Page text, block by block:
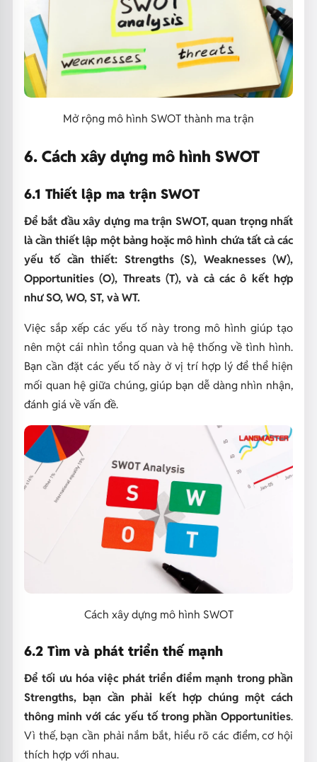
Mở rộng mô hình SWOT thành ma trận
6. Cách xây dựng mô hình SWOT
6.1 Thiết lập ma trận SWOT
Để bắt đầu xây dựng ma trận SWOT, quan trọng nhất
là cần thiết lập một bảng hoặc mô hình chứa tất cả các
yếu tố cần thiết: Strengths (S), Weaknesses (W),
Opportunities (O), Threats (T), và cả các ô kết hợp
như SO, WO, ST, và WT.
Việc sắp xếp các yếu tố này trong mô hình giúp tạo
nên một cái nhìn tổng quan và hệ thống về tình hình.
Bạn cần đặt các yếu tố này ở vị trí hợp lý để thể hiện
mối quan hệ giữa chúng, giúp bạn dễ dàng nhìn nhận,
đánh giá về vấn đề.
Cách xây dựng mô hình SWOT
6.2 Tìm và phát triển thế mạnh
Để tối ưu hóa việc phát triển điểm mạnh trong phần
Strengths, bạn cần phải kết hợp chúng một cách
thông minh với các yếu tố trong phần Opportunities.
Vì thế, bạn cần phải nắm bắt, hiểu rõ các điểm, cơ hội
thích hợp với nhau.